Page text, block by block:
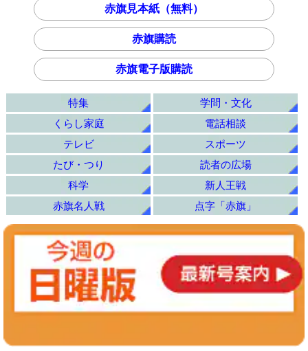
赤旗見本紙（無料）
赤旗購読
赤旗電子版購読
特集
学問・文化
くらし家庭
電話相談
テレビ
スポーツ
たび・つり
読者の広場
科学
新人王戦
赤旗名人戦
点字「赤旗」